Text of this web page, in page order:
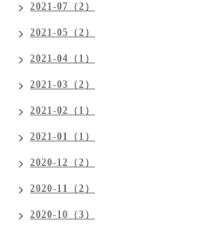
2021-07（2）
2021-05（2）
2021-04（1）
2021-03（2）
2021-02（1）
2021-01（1）
2020-12（2）
2020-11（2）
2020-10（3）